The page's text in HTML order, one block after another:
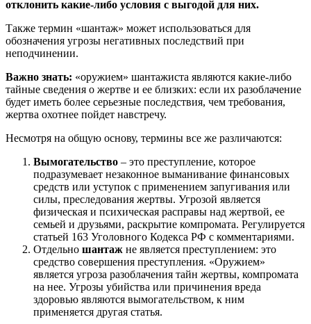
отклонить какие-либо условия с выгодой для них.
Также термин «шантаж» может использоваться для
обозначения угрозы негативных последствий при
неподчинении.
Важно знать: «оружием» шантажиста являются какие-либо
тайные сведения о жертве и ее близких: если их разоблачение
будет иметь более серьезные последствия, чем требования,
жертва охотнее пойдет навстречу.
Несмотря на общую основу, термины все же различаются:
Вымогательство – это преступление, которое
подразумевает незаконное выманивание финансовых
средств или уступок с применением запугивания или
силы, преследования жертвы. Угрозой является
физическая и психическая расправы над жертвой, ее
семьей и друзьями, раскрытие компромата. Регулируется
статьей 163 Уголовного Кодекса РФ с комментариями.
Отдельно шантаж не является преступлением: это
средство совершения преступления. «Оружием»
является угроза разоблачения тайн жертвы, компромата
на нее. Угрозы убийства или причинения вреда
здоровью являются вымогательством, к ним
применяется другая статья.